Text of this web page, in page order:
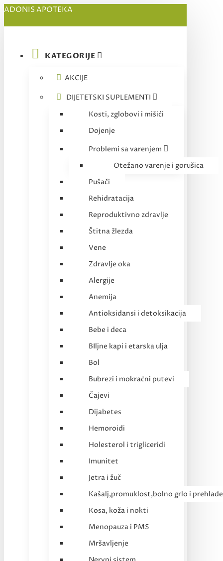
ADONIS APOTEKA
KATEGORIJE
AKCIJE
DIJETETSKI SUPLEMENTI
Kosti, zglobovi i mišići
Dojenje
Problemi sa varenjem
Otežano varenje i gorušica
Pušači
Rehidratacija
Reproduktivno zdravlje
Štitna žlezda
Vene
Zdravlje oka
Alergije
Anemija
Antioksidansi i detoksikacija
Bebe i deca
BIljne kapi i etarska ulja
Bol
Bubrezi i mokraćni putevi
Čajevi
Dijabetes
Hemoroidi
Holesterol i trigliceridi
Imunitet
Jetra i žuč
Kašalj,promuklost,bolno grlo i prehlade
Kosa, koža i nokti
Menopauza i PMS
Mršavljenje